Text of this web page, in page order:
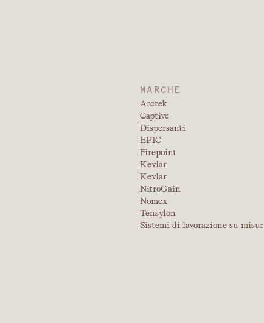
MARCHE
Arctek
Captive
Dispersanti
EPIC
Firepoint
Kevlar
Kevlar
NitroGain
Nomex
Tensylon
Sistemi di lavorazione su